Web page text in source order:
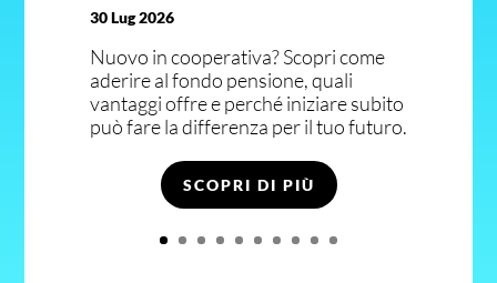
30 Lug 2026
Nuovo in cooperativa? Scopri come
aderire al fondo pensione, quali
vantaggi offre e perché iniziare subito
può fare la differenza per il tuo futuro.
SCOPRI DI PIÙ